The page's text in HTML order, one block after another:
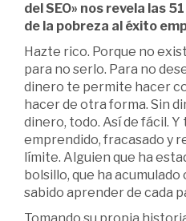
del SEO» nos revela las
de la pobreza al éxito
Hazte rico. Porque no
para no serlo. Para no
dinero te permite hacer
hacer de otra forma. Sin
dinero, todo. Así de fácil.
emprendido, fracasado y
límite. Alguien que ha
bolsillo, que ha
sabido aprender de cada